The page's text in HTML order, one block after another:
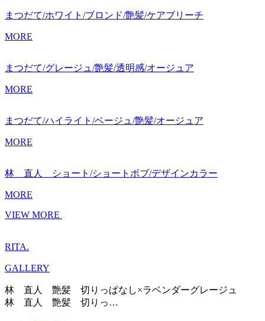
まつだて/ホワイト/ブロンド/艶髪/ケアブリーチ
MORE
まつだて/グレージュ/艶髪/透明感/オージュア
MORE
まつだて/ハイライト/ベージュ/艶髪/オージュア
MORE
林 直人 ショート/ショートボブ/デザインカラー
MORE
VIEW MORE
RITA.
GALLERY
林 直人 艶髪 切りっぱなし×ラベンダーグレージュ
林 直人 艶髪 切りっ…